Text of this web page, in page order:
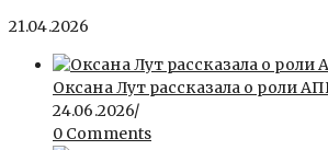
21.04.2026
Оксана Лут рассказала о роли
24.06.2026/
0 Comments